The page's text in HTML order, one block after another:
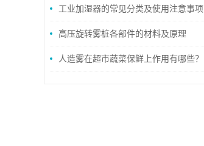
工业加湿器的常见分类及使用注意事项
高压旋转雾桩各部件的材料及原理
人造雾在超市蔬菜保鲜上作用有哪些？